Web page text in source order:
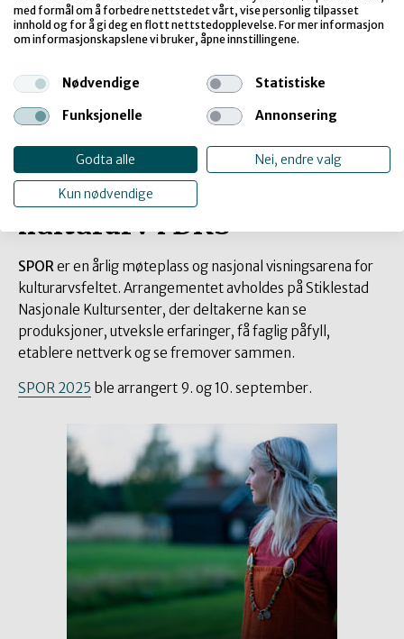
tradisjonshåndverk vekker
nysgjerrigheten
SPOR – arena for
kulturarv i DKS
SPOR er en årlig møteplass og nasjonal visningsarena for
kulturarvsfeltet. Arrangementet avholdes på Stiklestad
Nasjonale Kultursenter, der deltakerne kan se
produksjoner, utveksle erfaringer, få faglig påfyll,
etablere nettverk og se fremover sammen.
SPOR 2025 ble arrangert 9. og 10. september.
med formål om å forbedre nettstedet vårt, vise personlig tilpasset
innhold og for å gi deg en flott nettstedopplevelse. For mer informasjon
om informasjonskapslene vi bruker, åpne innstillingene.
Nødvendige
Statistiske
Funksjonelle
Annonsering
Godta alle Nei, endre valg
Kun nødvendige